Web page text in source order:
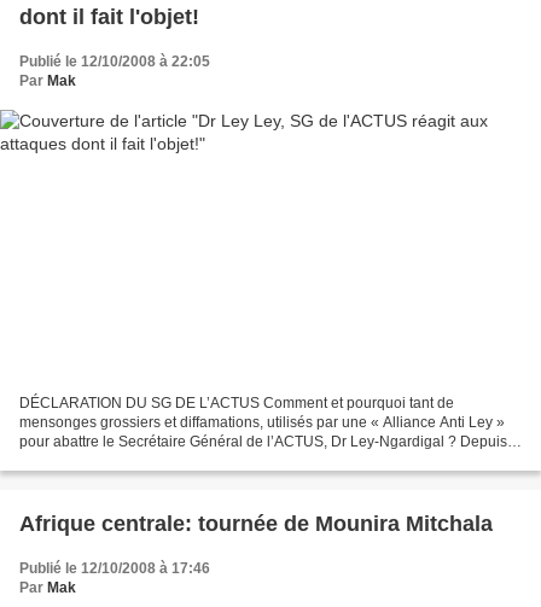
dont il fait l'objet!
Publié le 12/10/2008 à 22:05
Par Mak
DÉCLARATION DU SG DE L’ACTUS Comment et pourquoi tant de
mensonges grossiers et diffamations, utilisés par une « Alliance Anti Ley »
pour abattre le Secrétaire Général de l’ACTUS, Dr Ley-Ngardigal ? Depuis
Afrique centrale: tournée de Mounira Mitchala
Publié le 12/10/2008 à 17:46
Par Mak